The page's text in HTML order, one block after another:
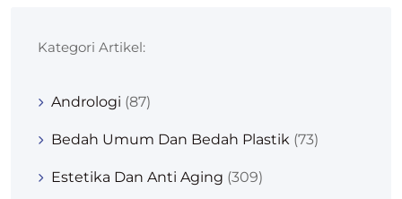
Kategori Artikel:
Andrologi (87)
Bedah Umum Dan Bedah Plastik (73)
Estetika Dan Anti Aging (309)